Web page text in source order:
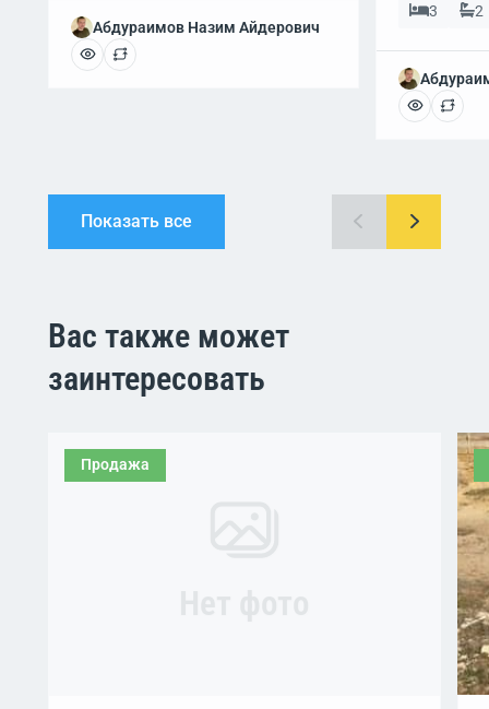
Абдураимов Назим Айдерович
3 2
Показать все
Вас также может
заинтересовать
Продажа